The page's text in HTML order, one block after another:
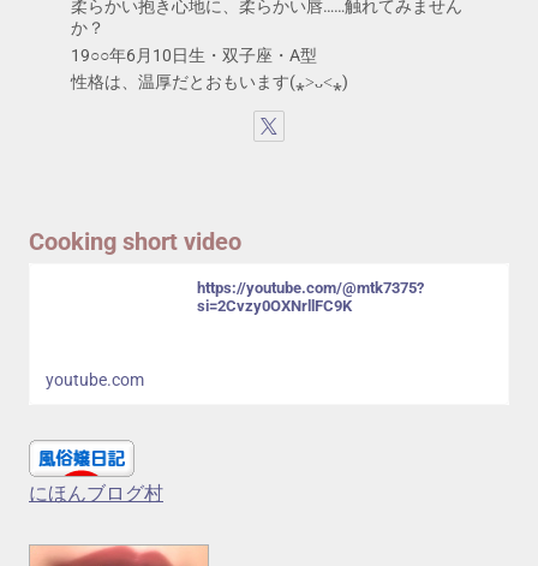
柔らかい抱き心地に、柔らかい唇……触れてみません
か？
19○○年6月10日生・双子座・A型
性格は、温厚だとおもいます(⁎˃ᴗ˂⁎)
Cooking short video
https://youtube.com/@mtk7375?
si=2Cvzy0OXNrllFC9K
youtube.com
にほんブログ村